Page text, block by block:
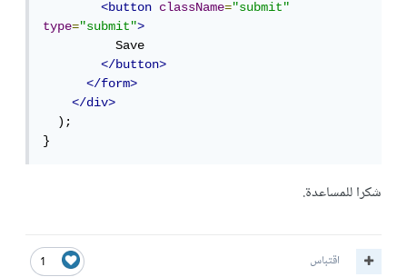
<button className="submit"
type="submit">
          Save
</button>
</form>
</div>
  );
}
شكرا للمساعدة.
1 اقتباس